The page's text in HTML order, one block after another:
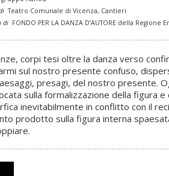
Teatro Comunale di Vicenza, Cantieri
di FONDO PER LA DANZA D’AUTORE della
corpi tesi oltre la danza verso
sul nostro presente confuso,
presagi, del nostro presente.
sulla formalizzazione della figura
inevitabilmente in conflitto con il
prodotto sulla figura interna